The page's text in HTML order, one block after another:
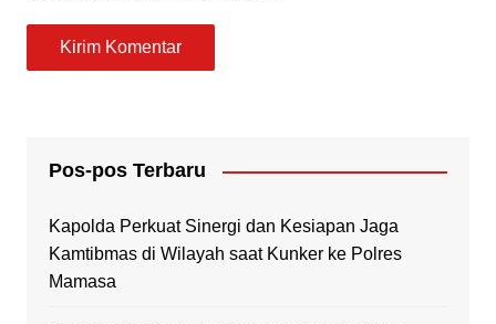
Pos-pos Terbaru
Kapolda Perkuat Sinergi dan Kesiapan Jaga
Kamtibmas di Wilayah saat Kunker ke Polres
Mamasa